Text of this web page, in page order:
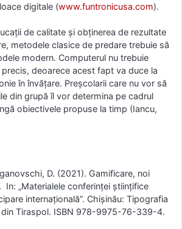
digitale (www.funtronicusa.com).
de calitate și obținerea de rezultate
metodele clasice de predare trebuie să
modern. Computerul nu trebuie
deoarece acest fapt va duce la
în învățare. Preșcolarii care nu vor să
din grupă îl vor determina pe cadrul
obiectivele propuse la timp (Iancu,
D. (2021). Gamificare, noi
In: „Materialele conferinţei ştiinţifice
internaţională”. Chişinău: Tipografia
Tiraspol. ISBN 978-9975-76-339-4.